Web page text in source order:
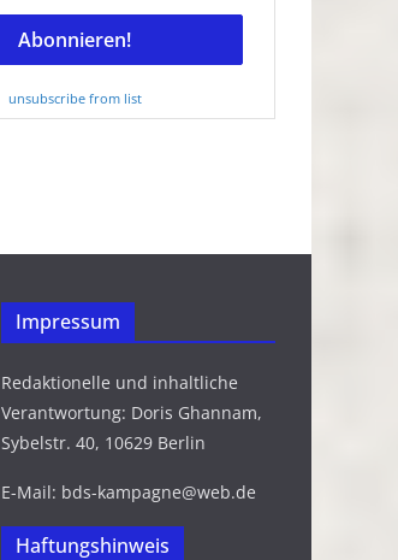
unsubscribe from list
Impressum
Redaktionelle und inhaltliche
Verantwortung: Doris Ghannam,
Sybelstr. 40, 10629 Berlin
E-Mail: bds-kampagne@web.de
Haftungshinweis